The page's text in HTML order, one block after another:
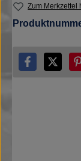
Zum Merkzettel